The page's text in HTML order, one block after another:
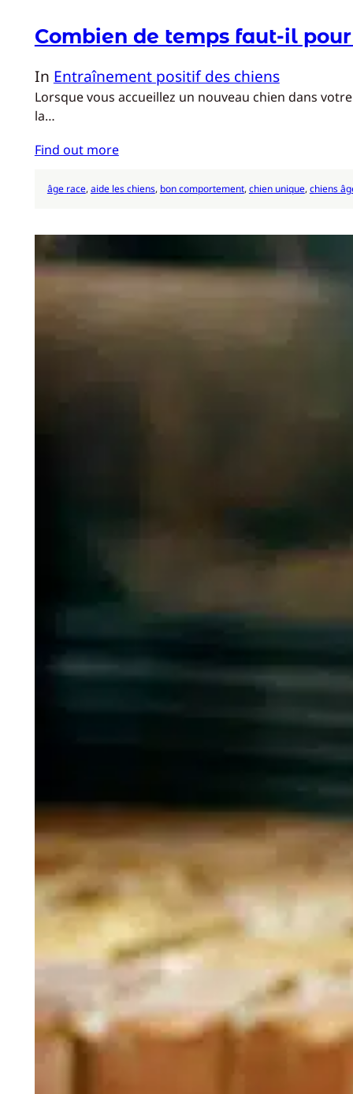
Combien de temps faut-il
In Entraînement positif des chiens
Lorsque vous accueillez un nouveau chien dans
la…
Find out more
âge race, aide les chiens, bon comportement, chien unique, chiens